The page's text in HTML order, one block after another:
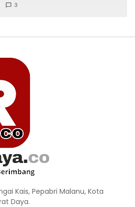
3
Kais, Pepabri Malanu, Kota
Daya.